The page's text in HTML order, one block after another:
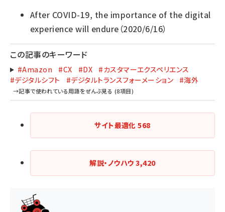
After COVID-19, the importance of the digital
experience will endure （2020/6/16）
この記事のキーワード
#Amazon #CX #DX
#カスタマーエクスペリエンス
#デジタルシフト
#デジタルトランスフォーメーション #海外
サイト最適化568
解説・ノウハウ3,420